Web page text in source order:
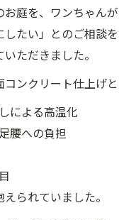
お庭を、ワンちゃん
たい」とのご相談
ただきました。
ンクリート仕上げと
による高温化
腰への負担
られていました。